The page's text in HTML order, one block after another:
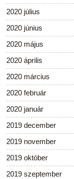
2020 július
2020 június
2020 május
2020 április
2020 március
2020 február
2020 január
2019 december
2019 november
2019 október
2019 szeptember